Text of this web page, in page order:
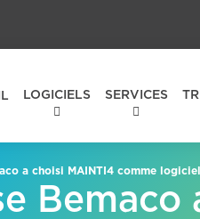
LOGICIELS SERVICES
a choisi MAINTI4 comme